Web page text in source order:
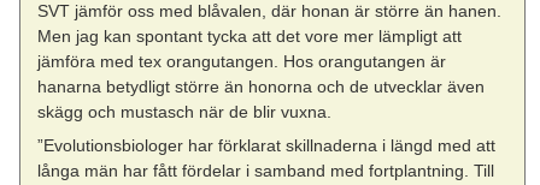
SVT jämför oss med blåvalen, där honan är större än hanen.
Men jag kan spontant tycka att det vore mer lämpligt att
jämföra med tex orangutangen. Hos orangutangen är
hanarna betydligt större än honorna och de utvecklar även
skägg och mustasch när de blir vuxna.
”Evolutionsbiologer har förklarat skillnaderna i längd med att
långa män har fått fördelar i samband med fortplantning. Till